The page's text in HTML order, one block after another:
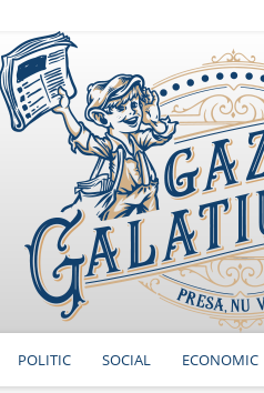
POLITIC SOCIAL ECONOMIC